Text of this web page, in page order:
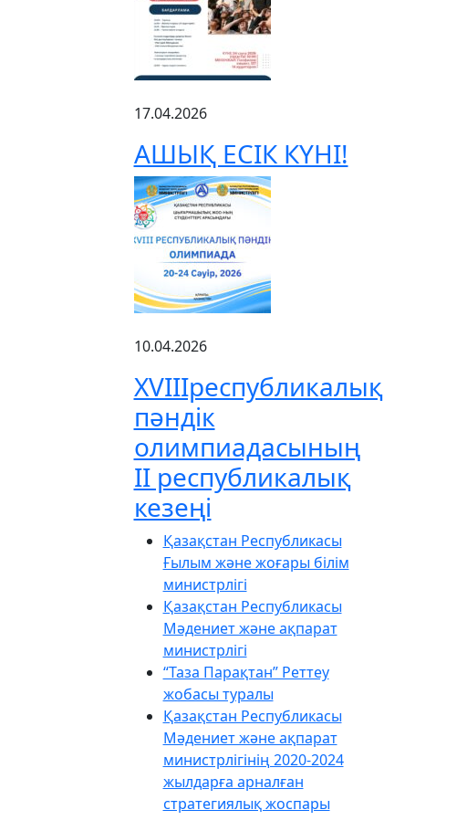
17.04.2026
АШЫҚ ЕСІК КҮНІ!
10.04.2026
XVIIIреспубликалық
пәндік
олимпиадасының
ІІ республикалық
кезеңі
Қазақстан Республикасы
Ғылым және жоғары білім
министрлігі
Қазақстан Республикасы
Мәдениет және ақпарат
министрлігі
“Таза Парақтан” Реттеу
жобасы туралы
Қазақстан Республикасы
Мәдениет және ақпарат
министрлігінің 2020-2024
жылдарға арналған
стратегиялық жоспары